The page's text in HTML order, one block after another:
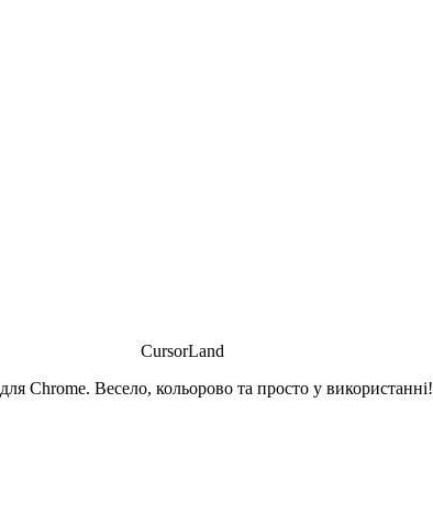
CursorLand
Chrome. Весело, кольорово та просто у використанні!